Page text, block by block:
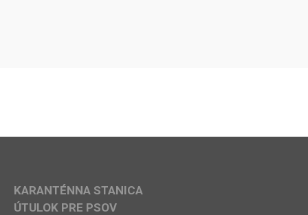
KARANTÉNNA STANICA
ÚTULOK PRE PSOV